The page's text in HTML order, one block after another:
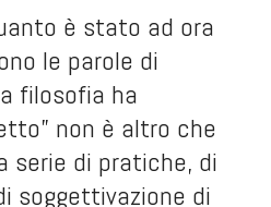
è stato ad ora
le parole di
filosofia ha
non è altro che
serie di pratiche, di
soggettivazione di